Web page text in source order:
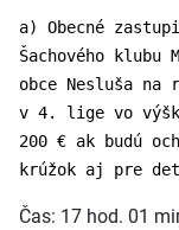
a) Obecné
Šachového
obce Nesluša na
v 4. lige vo
200 € ak budú
krúžok aj pre
Čas: 17 hod. 01